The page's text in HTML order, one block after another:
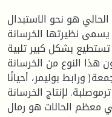
الحالي هو نحو الاستبدال
يسمى نظيرتها الخرسانة
تستطيع بشكل كبير تلبية
هذا النوع من الخرسانة
ورابط بوليمر، أحيانًا
لإنتاج الخرسانة
معظم الحالات هو رمال